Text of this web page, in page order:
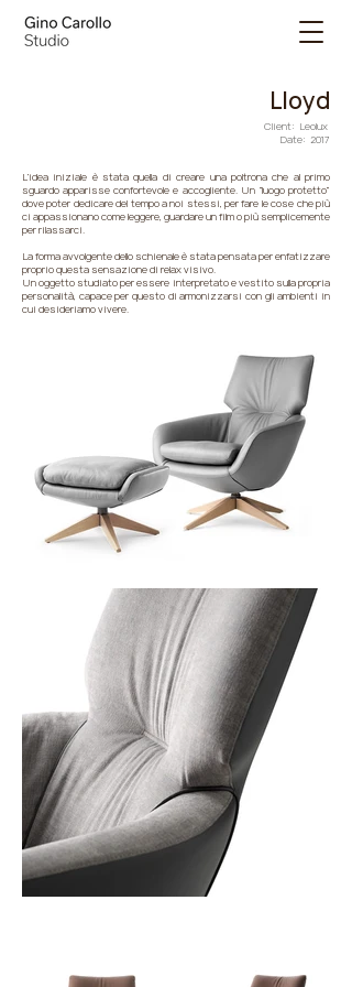
Lloyd
Client: Leolux
Date: 2017
L’idea iniziale è stata quella di creare una poltrona che al primo
sguardo apparisse confortevole e accogliente. Un “luogo protetto”
dove poter dedicare del tempo a noi stessi, per fare le cose che più
ci appassionano come leggere, guardare un film o più semplicemente
per rilassarci.
La forma avvolgente dello schienale è stata pensata per enfatizzare
proprio questa sensazione di relax visivo.
Un oggetto studiato per essere interpretato e vestito sulla propria
personalità, capace per questo di armonizzarsi con gli ambienti in
cui desideriamo vivere.